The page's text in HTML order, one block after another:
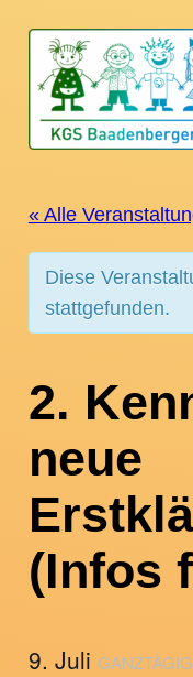
« Alle
Diese
stattgefunden.
2.
neue
(Infos
9. Juli GANZTÄGIG